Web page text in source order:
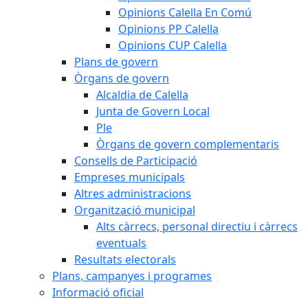
Opinions Calella En Comú
Opinions PP Calella
Opinions CUP Calella
Plans de govern
Òrgans de govern
Alcaldia de Calella
Junta de Govern Local
Ple
Òrgans de govern complementaris
Consells de Participació
Empreses municipals
Altres administracions
Organització municipal
Alts càrrecs, personal directiu i càrrecs
eventuals
Resultats electorals
Plans, campanyes i programes
Informació oficial